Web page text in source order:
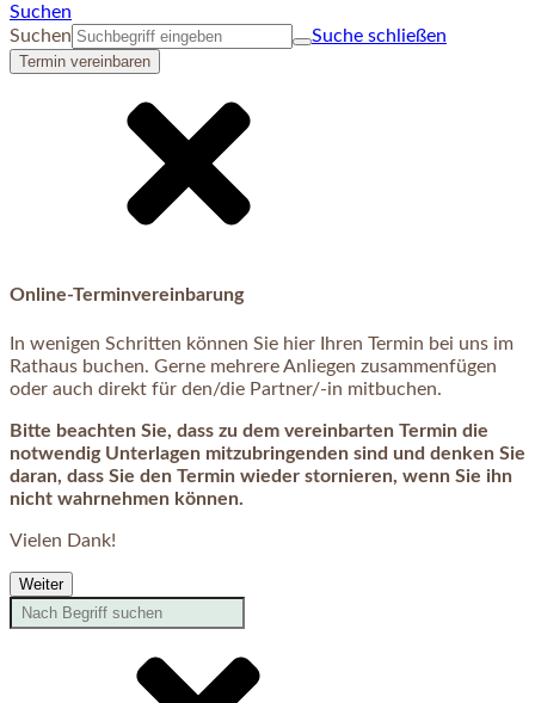
Suchen
Suchen
Suche schließen
Termin vereinbaren
Online-Terminvereinbarung
In wenigen Schritten können Sie hier Ihren Termin bei uns im
Rathaus buchen. Gerne mehrere Anliegen zusammenfügen
oder auch direkt für den/die Partner/-in mitbuchen.
Bitte beachten Sie, dass zu dem vereinbarten Termin die
notwendig Unterlagen mitzubringenden sind und denken Sie
daran, dass Sie den Termin wieder stornieren, wenn Sie ihn
nicht wahrnehmen können.
Vielen Dank!
Weiter